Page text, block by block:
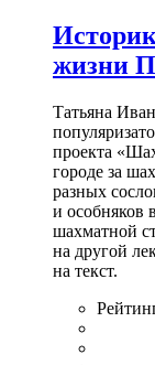
жизни
Татьяна
проекта
городе за
разных
и особняков
шахматной
на другой
на текст.